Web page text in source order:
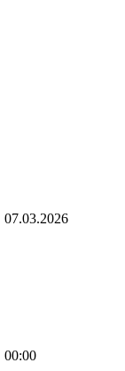
07.03.2026
00:00